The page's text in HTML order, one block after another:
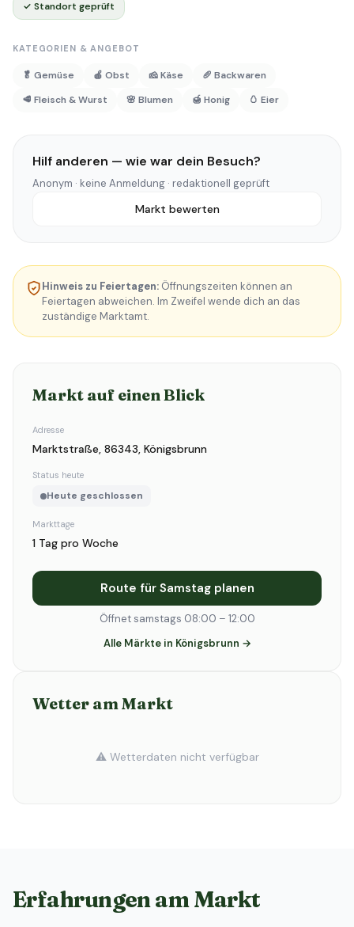
✓ Standort geprüft
KATEGORIEN & ANGEBOT
🥬 Gemüse 🍎 Obst 🧀 Käse
🥖 Backwaren
🥩 Fleisch & Wurst
🌸 Blumen 🍯 Honig 🥚 Eier
Hilf anderen — wie war dein Besuch?
Anonym · keine Anmeldung · redaktionell geprüft
Markt bewerten
Hinweis zu Feiertagen: Öffnungszeiten können an
Feiertagen abweichen. Im Zweifel wende dich an das
zuständige Marktamt.
Markt auf einen Blick
Adresse
Marktstraße, 86343, Königsbrunn
Status heute
Heute geschlossen
Markttage
1 Tag pro Woche
Route für Samstag planen
Öffnet samstags 08:00 – 12:00
Alle Märkte in Königsbrunn →
Wetter am Markt
⚠️ Wetterdaten nicht verfügbar
Erfahrungen am Markt